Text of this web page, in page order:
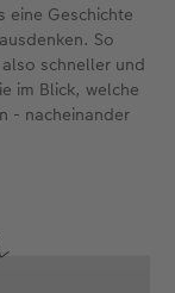
eine Geschichte
So
schneller und
im Blick, welche
- nacheinander